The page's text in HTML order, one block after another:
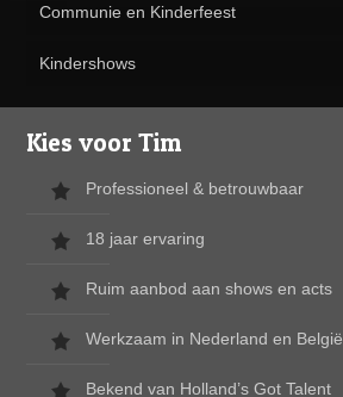
Communie en Kinderfeest
Kindershows
Kies voor Tim
Professioneel & betrouwbaar
18 jaar ervaring
Ruim aanbod aan shows en acts
Werkzaam in Nederland en België
Bekend van Holland’s Got Talent